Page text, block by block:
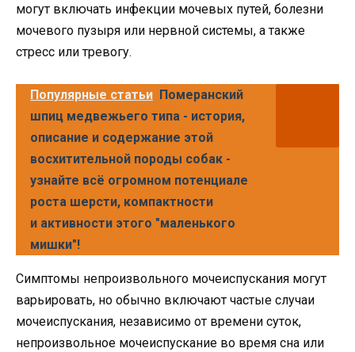
могут включать инфекции мочевых путей, болезни
мочевого пузыря или нервной системы, а также
стресс или тревогу.
Популярные статьи Померанский
шпиц медвежьего типа - история,
описание и содержание этой
восхитительной породы собак -
узнайте всё огромном потенциале
роста шерсти, компактности
и активности этого "маленького
мишки"!
Симптомы непроизвольного мочеиспускания могут
варьировать, но обычно включают частые случаи
мочеиспускания, независимо от времени суток,
непроизвольное мочеиспускание во время сна или